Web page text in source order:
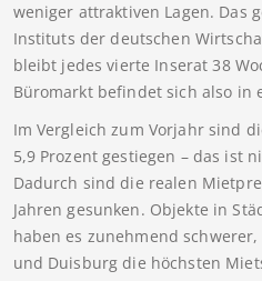
weniger attraktiven Lagen. Das
Instituts der deutschen
bleibt jedes vierte Inserat 38
Büromarkt befindet sich also in
Im Vergleich zum Vorjahr sind
5,9 Prozent gestiegen – das ist
Dadurch sind die realen
Jahren gesunken. Objekte in
haben es zunehmend
und Duisburg die höchsten